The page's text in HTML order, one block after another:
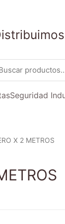
Seguridad
X 2 METROS